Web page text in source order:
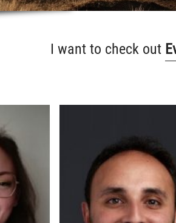
I want to check out